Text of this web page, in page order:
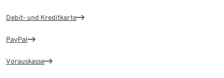
Debit- und Kreditkarte
PayPal
Vorauskasse